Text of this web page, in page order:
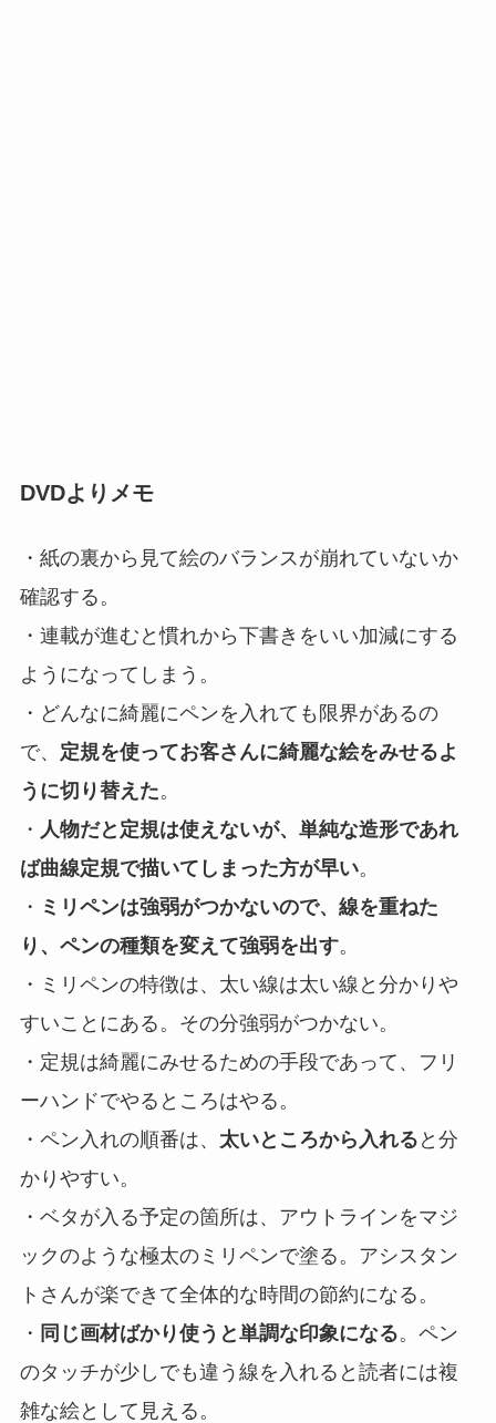
DVDよりメモ
・紙の裏から見て絵のバランスが崩れていないか
確認する。
・連載が進むと慣れから下書きをいい加減にする
ようになってしまう。
・どんなに綺麗にペンを入れても限界があるの
で、 定規を使ってお客さんに綺麗な絵をみせるよ
うに切り替えた。
・ 人物だと定規は使えないが、単純な造形であれ
ば曲線定規で描いてしまった方が早い。
・ ミリペンは強弱がつかないので、線を重ねた
り、ペンの種類を変えて強弱を出す。
・ミリペンの特徴は、太い線は太い線と分かりや
すいことにある。その分強弱がつかない。
・定規は綺麗にみせるための手段であって、フリ
ーハンドでやるところはやる。
・ペン入れの順番は、 太いところから入れる と分
かりやすい。
・ベタが入る予定の箇所は、アウトラインをマジ
ックのような極太のミリペンで塗る。アシスタン
トさんが楽できて全体的な時間の節約になる。
・ 同じ画材ばかり使うと単調な印象になる。ペン
のタッチが少しでも違う線を入れると読者には複
雑な絵として見える。